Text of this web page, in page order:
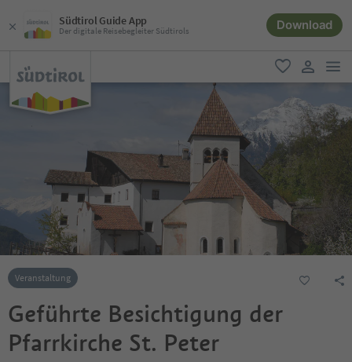
Südtirol Guide App
Der digitale Reisebegleiter Südtirols Download
favorit
user link
Veranstaltung
Geführte Besichtigung der
Pfarrkirche St. Peter